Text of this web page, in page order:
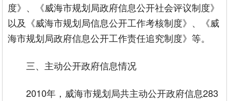
度》、《威海市规划局政府信息公开社会评议制度》
以及《威海市规划局信息公开工作考核制度》、《威
海市规划局政府信息公开工作责任追究制度》等。
三、主动公开政府信息情况
2010年，威海市规划局共主动公开政府信息283